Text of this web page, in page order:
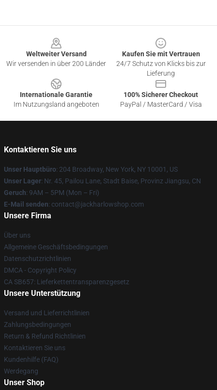
Weltweiter Versand
Wir versenden in über 200 Länder
Kaufen Sie mit Vertrauen
24/7 Schutz von Klicks bis zur
Lieferung
Internationale Garantie
Im Nutzungsland angeboten
100% Sicherer Checkout
PayPal / MasterCard / Visa
Kontaktieren Sie uns
Unser Hauptbüro: 204 Broadway, New York, NY 10001, US
Unser Lager: Nr. 45, Pailou Lane, Stadt Baise, Provinz Jiangsu, CN
Geruch: 9AM – 5PM (Mon – Fri)
E-Mail senden: contact@jackharlowshop.com
Unsere Firma
Über uns
Allgemeine Geschäftsbedingungen
Datenschutzrichtlinien
DMCA - Copyright Policy
CA SB657: Lieferkettentransparenzgesetz
Unsere Unterstützung
Versand und Lieferrichtlinien
Zahlungsbedingungen
Return & Refund Richtlinien
Kontaktieren Sie uns
Kundenhilfe (FAQ)
Werdegang
Unser Shop